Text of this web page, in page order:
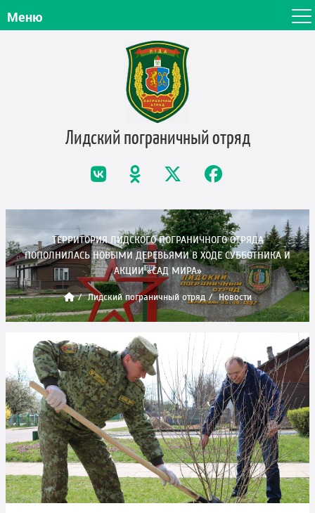
Меню
Лидский пограничныйотряд
ТЕРРИТОРИЯ ЛИДСКОГО ПОГРАНИЧНОГО ОТРЯДА
ПОПОЛНИЛАСЬ НОВЫМИ ДЕРЕВЬЯМИ В ХОДЕ СУББОТНИКА И
АКЦИИ «САД МИРА»
Лидский пограничный отряд Новости